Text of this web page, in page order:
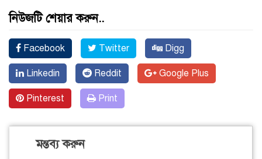
নিউজটি শেয়ার করুন..
Facebook Twitter Digg
Linkedin Reddit Google Plus
Pinterest Print
মন্তব্য করুন